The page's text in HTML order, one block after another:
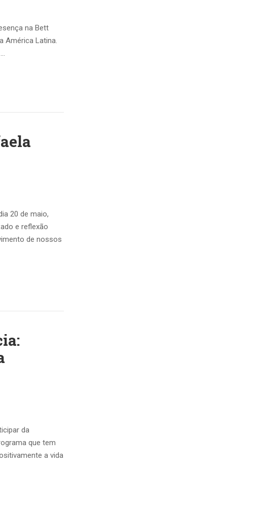
na Bett
América Latina.
20 de maio,
e reflexão
de nossos
da
que tem
a vida